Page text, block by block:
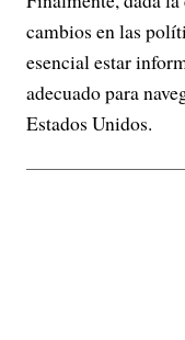
cambios en las
esencial estar
adecuado para
Estados Unidos.